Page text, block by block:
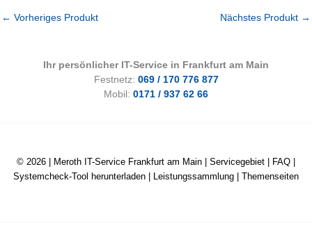
← Vorheriges Produkt Nächstes Produkt →
Ihr persönlicher IT-Service in Frankfurt am Main
Festnetz: 069 / 170 776 877
Mobil: 0171 / 937 62 66
© 2026 | Meroth IT-Service Frankfurt am Main Servicegebiet FAQ
Systemcheck-Tool herunterladen
Leistungssammlung Themenseiten